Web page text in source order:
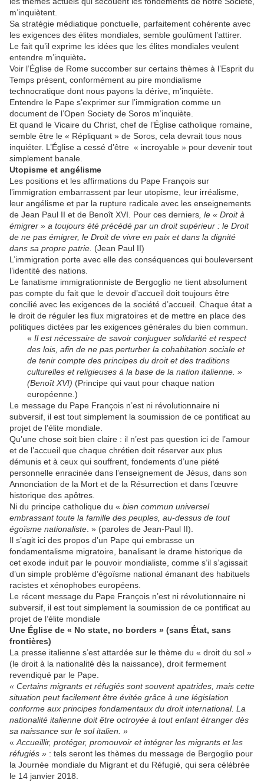
m’inquiètent.
Sa stratégie médiatique ponctuelle, parfaitement cohérente avec
les exigences des élites mondiales, semble goulûment l’attirer.
Le fait qu’il exprime les idées que les élites mondiales veulent
entendre m’inquiète.
Voir l’Église de Rome succomber sur certains thèmes à l’Esprit du
Temps présent, conformément au pire mondialisme
technocratique dont nous payons la dérive, m’inquiète.
Entendre le Pape s’exprimer sur l’immigration comme un
document de l’Open Society de Soros m’inquiète.
Et quand le Vicaire du Christ, chef de l’Église catholique romaine,
semble être le « Répliquant » de Soros, cela devrait tous nous
inquiéter. L’Église a cessé d’être « incroyable » pour devenir tout
simplement banale.
Utopisme et angélisme
Les positions et les affirmations du Pape François sur
l’immigration embarrassent par leur utopisme, leur irréalisme,
leur angélisme et par la rupture radicale avec les enseignements
de Jean Paul II et de Benoît XVI. Pour ces derniers , le « Droit à
émigrer » a toujours été précédé par un droit supérieur : le Droit
de ne pas émigrer, le Droit de vivre en paix et dans la dignité
dans sa propre patrie. (Jean Paul II)
L’immigration porte avec elle des conséquences qui bouleversent
l’identité des nations.
Le fanatisme immigrationniste de Bergoglio ne tient absolument
pas compte du fait que le devoir d’accueil doit toujours être
concilié avec les exigences de la société d’accueil. Chaque état a
le droit de réguler les flux migratoires et de mettre en place des
politiques dictées par les exigences générales du bien commun.
« Il est nécessaire de savoir conjuguer solidarité et respect
des lois, afin de ne pas perturber la cohabitation sociale et
de tenir compte des principes du droit et des traditions
culturelles et religieuses à la base de la nation italienne. »
(Benoît XVI) (Principe qui vaut pour chaque nation
européenne.)
Le message du Pape François n’est ni révolutionnaire ni
subversif, il est tout simplement la soumission de ce pontificat au
projet de l’élite mondiale.
Qu’une chose soit bien claire : il n’est pas question ici de l’amour
et de l’accueil que chaque chrétien doit réserver aux plus
démunis et à ceux qui souffrent, fondements d’une piété
personnelle enracinée dans l’enseignement de Jésus, dans son
Annonciation de la Mort et de la Résurrection et dans l’œuvre
historique des apôtres.
Ni du principe catholique du « bien commun universel
embrassant toute la famille des peuples, au-dessus de tout
égoïsme nationaliste . » (paroles de Jean-Paul II).
Il s’agit ici des propos d’un Pape qui embrasse un
fondamentalisme migratoire, banalisant le drame historique de
cet exode induit par le pouvoir mondialiste, comme s’il s’agissait
d’un simple problème d’égoïsme national émanant des habituels
racistes et xénophobes européens.
Le récent message du Pape François n’est ni révolutionnaire ni
subversif, il est tout simplement la soumission de ce pontificat au
projet de l’élite mondiale
Une Église de « No state, no borders » (sans État, sans
frontières)
La presse italienne s’est attardée sur le thème du « droit du sol »
(le droit à la nationalité dès la naissance), droit fermement
revendiqué par le Pape.
« Certains migrants et réfugiés sont souvent apatrides, mais cette
situation peut facilement être évitée grâce à une législation
conforme aux principes fondamentaux du droit international. La
nationalité italienne doit être octroyée à tout enfant étranger dès
sa naissance sur le sol italien. »
« Accueillir, protéger, promouvoir et intégrer les migrants et les
réfugiés » : tels seront les thèmes du message de Bergoglio pour
la Journée mondiale du Migrant et du Réfugié, qui sera célébrée
le 14 janvier 2018.